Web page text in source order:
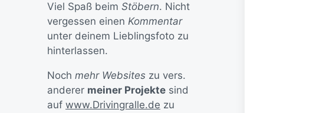
Viel Spaß beim Stöbern. Nicht
vergessen einen Kommentar
unter deinem Lieblingsfoto zu
hinterlassen.
Noch mehr Websites zu vers.
anderer meiner Projekte sind
auf www.Drivingralle.de zu